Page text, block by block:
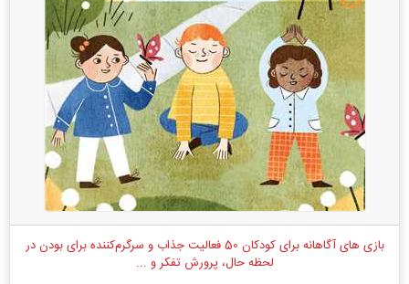
بازی های آگاهانه برای کودکان 50 فعالیت جذاب و سرگرم‌کننده برای بودن در
لحظه حال، پرورش تفکر و ...